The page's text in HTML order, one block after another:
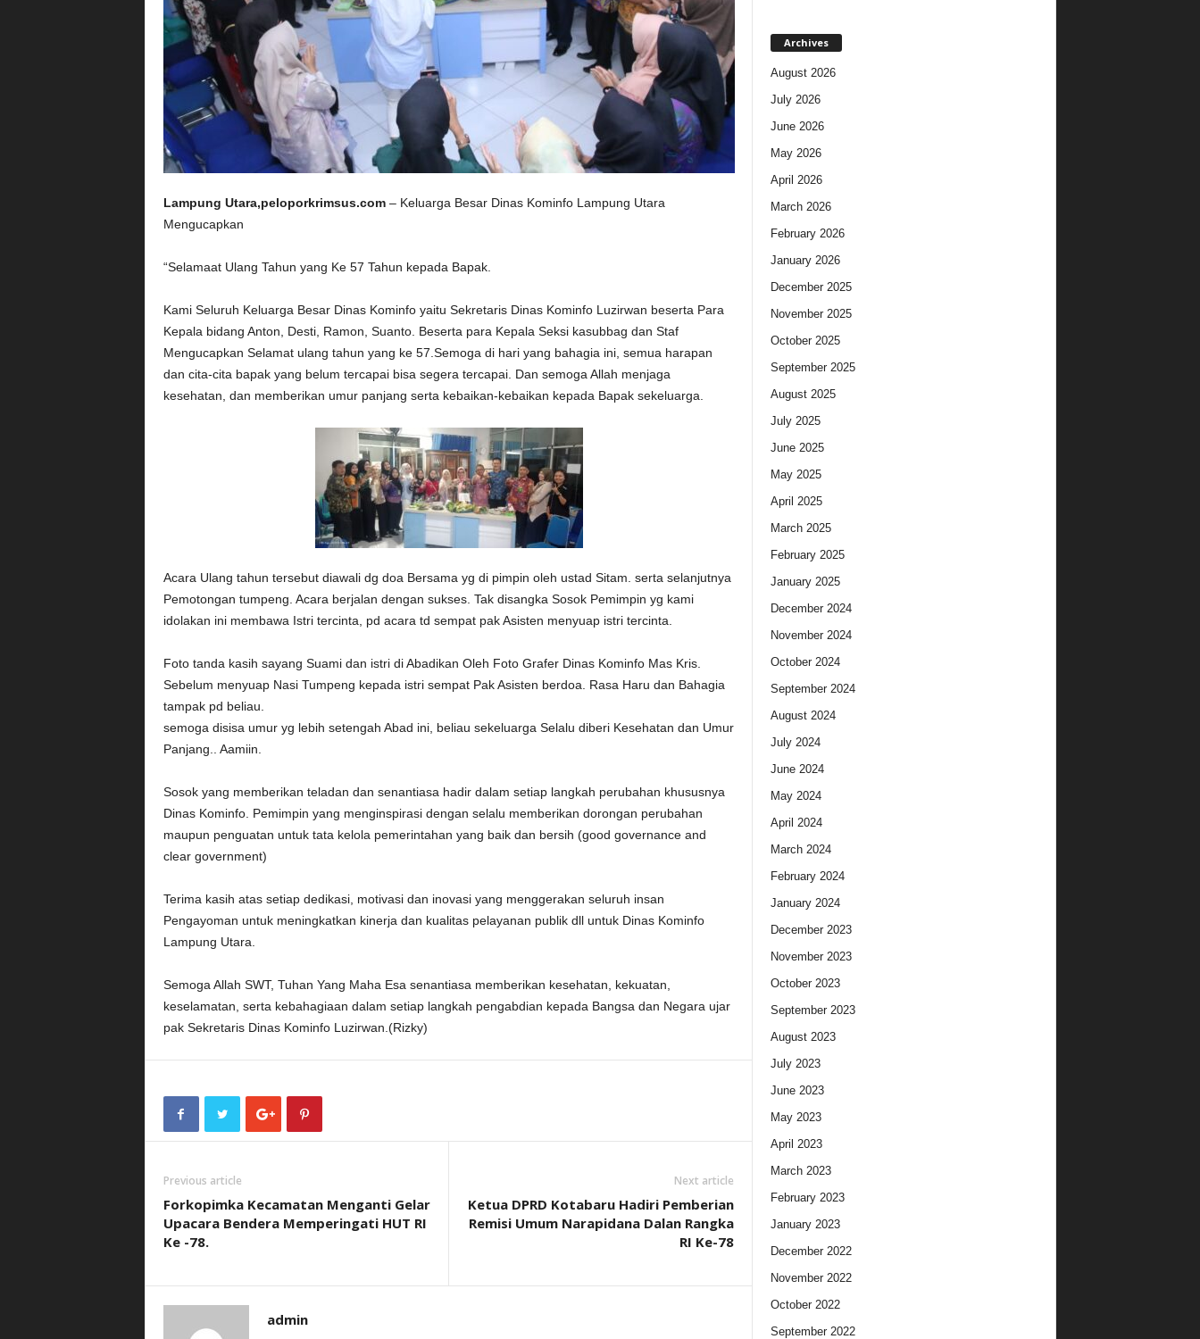
Lampung Utara,peloporkrimsus.com– Keluarga Besar Dinas Kominfo Lampung Utara
Mengucapkan
“Selamaat Ulang Tahun yang Ke 57 Tahun kepada Bapak.
Kami Seluruh Keluarga Besar Dinas Kominfo yaitu Sekretaris Dinas Kominfo Luzirwan beserta Para
Kepala bidang Anton, Desti, Ramon, Suanto. Beserta para Kepala Seksi kasubbag dan Staf
Mengucapkan Selamat ulang tahun yang ke 57.Semoga di hari yang bahagia ini, semua harapan
dan cita-cita bapak yang belum tercapai bisa segera tercapai. Dan semoga Allah menjaga
kesehatan, dan memberikan umur panjang serta kebaikan-kebaikan kepada Bapak sekeluarga.
Acara Ulang tahun tersebut diawali dg doa Bersama yg di pimpin oleh ustad Sitam. serta selanjutnya
Pemotongan tumpeng. Acara berjalan dengan sukses. Tak disangka Sosok Pemimpin yg kami
idolakan ini membawa Istri tercinta, pd acara td sempat pak Asisten menyuap istri tercinta.
Foto tanda kasih sayang Suami dan istri di Abadikan Oleh Foto Grafer Dinas Kominfo Mas Kris.
Sebelum menyuap Nasi Tumpeng kepada istri sempat Pak Asisten berdoa. Rasa Haru dan Bahagia
tampak pd beliau.
semoga disisa umur yg lebih setengah Abad ini, beliau sekeluarga Selalu diberi Kesehatan dan Umur
Panjang.. Aamiin.
Sosok yang memberikan teladan dan senantiasa hadir dalam setiap langkah perubahan khususnya
Dinas Kominfo. Pemimpin yang menginspirasi dengan selalu memberikan dorongan perubahan
maupun penguatan untuk tata kelola pemerintahan yang baik dan bersih (good governance and
clear government)
Terima kasih atas setiap dedikasi, motivasi dan inovasi yang menggerakan seluruh insan
Pengayoman untuk meningkatkan kinerja dan kualitas pelayanan publik dll untuk Dinas Kominfo
Lampung Utara.
Semoga Allah SWT, Tuhan Yang Maha Esa senantiasa memberikan kesehatan, kekuatan,
keselamatan, serta kebahagiaan dalam setiap langkah pengabdian kepada Bangsa dan Negara ujar
pak Sekretaris Dinas Kominfo Luzirwan.(Rizky)
Previous article
Forkopimka Kecamatan Menganti Gelar
Upacara Bendera Memperingati HUT RI
Ke -78.
Next article
Ketua DPRD Kotabaru Hadiri Pemberian
Remisi Umum Narapidana Dalan Rangka
RI Ke-78
admin
Archives
August 2026
July 2026
June 2026
May 2026
April 2026
March 2026
February 2026
January 2026
December 2025
November 2025
October 2025
September 2025
August 2025
July 2025
June 2025
May 2025
April 2025
March 2025
February 2025
January 2025
December 2024
November 2024
October 2024
September 2024
August 2024
July 2024
June 2024
May 2024
April 2024
March 2024
February 2024
January 2024
December 2023
November 2023
October 2023
September 2023
August 2023
July 2023
June 2023
May 2023
April 2023
March 2023
February 2023
January 2023
December 2022
November 2022
October 2022
September 2022